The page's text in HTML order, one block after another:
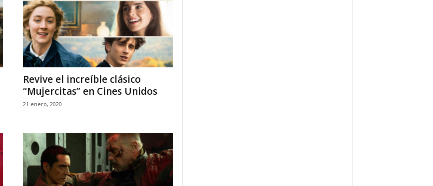
Revive el increíble clásico
“Mujercitas” en Cines Unidos
21 enero, 2020